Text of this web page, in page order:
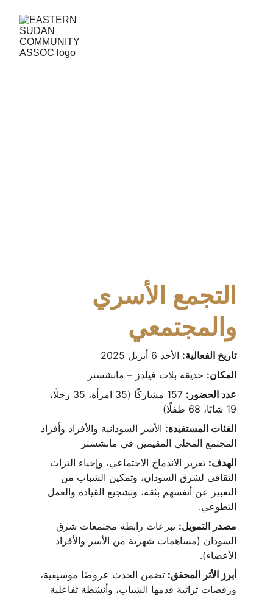
التجمع الأسري
والمجتمعي
تاريخ الفعالية: الأحد 6 أبريل 2025
المكان: حديقة بلات فيلدز – مانشستر
عدد الحضور:
157 مشاركًا (35 امرأة، 35 رجلًا،
19 شابًا، 68 طفلًا)
الفئات المستفيدة: الأسر السودانية والأفراد وأفراد
المجتمع المحلي المقيمين في مانشستر
الهدف: تعزيز الاندماج الاجتماعي، وإحياء التراث
الثقافي لشرق السودان، وتمكين الشباب من
التعبير عن أنفسهم بثقة، وتشجيع القيادة والعمل
التطوعي.
مصدر التمويل: تبرعات رابطة مجتمعات شرق
السودان (مساهمات شهرية من الأسر والأفراد
الأعضاء).
أبرز الأثر المحقق: تضمن الحدث عروضًا موسيقية،
ورقصات تراثية قدمها الشباب، وأنشطة تفاعلية